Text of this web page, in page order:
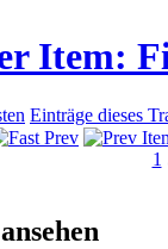
Item:
Einträge dieses
1